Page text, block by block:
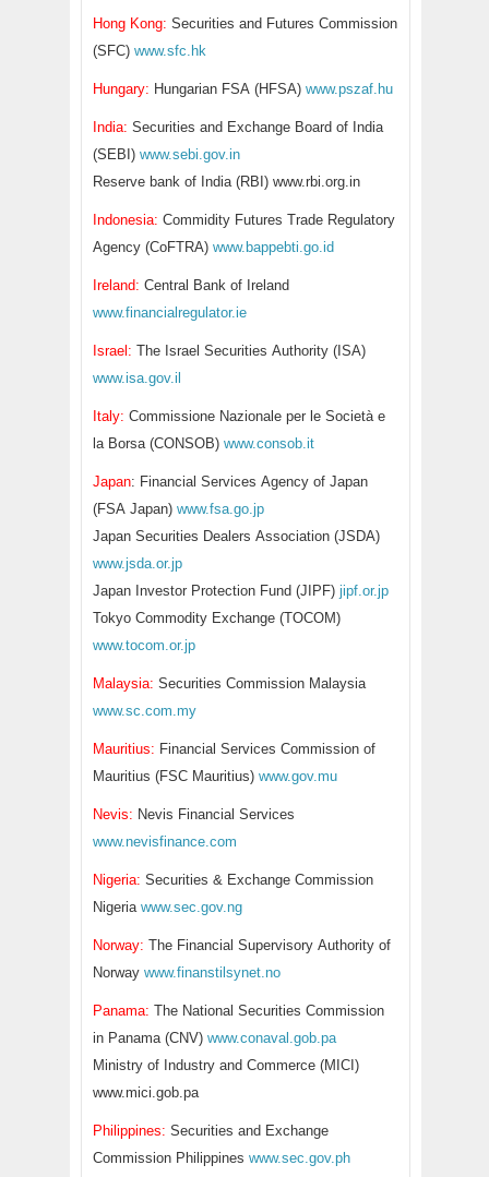
Hong Kong: Securities and Futures Commission
(SFC)www.sfc.hk
Hungary: Hungarian FSA (HFSA)www.pszaf.hu
India: Securities and Exchange Board of India
(SEBI)www.sebi.gov.in
Reserve bank of India (RBI) www.rbi.org.in
Indonesia: Commidity Futures Trade Regulatory
Agency (CoFTRA)www.bappebti.go.id
Ireland: Central Bank of Ireland
www.financialregulator.ie
Israel: The Israel Securities Authority (ISA)
www.isa.gov.il
Italy: Commissione Nazionale per le Società e
la Borsa (CONSOB)www.consob.it
Japan: Financial Services Agency of Japan
(FSA Japan)www.fsa.go.jp
Japan Securities Dealers Association (JSDA)
www.jsda.or.jp
Japan Investor Protection Fund (JIPF)jipf.or.jp
Tokyo Commodity Exchange (TOCOM)
www.tocom.or.jp
Malaysia: Securities Commission Malaysia
www.sc.com.my
Mauritius: Financial Services Commission of
Mauritius (FSC Mauritius)www.gov.mu
Nevis: Nevis Financial Services
www.nevisfinance.com
Nigeria: Securities & Exchange Commission
Nigeriawww.sec.gov.ng
Norway: The Financial Supervisory Authority of
Norwaywww.finanstilsynet.no
Panama: The National Securities Commission
in Panama (CNV)www.conaval.gob.pa
Ministry of Industry and Commerce (MICI)
www.mici.gob.pa
Philippines: Securities and Exchange
Commission Philippines www.sec.gov.ph